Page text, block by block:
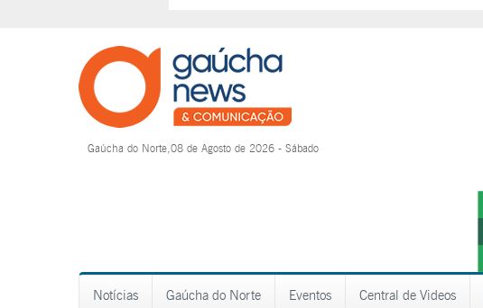
Gaúcha do Norte,08 de Agosto de 2026 - Sábado
Notícias Gaúcha do Norte Eventos Central de Videos